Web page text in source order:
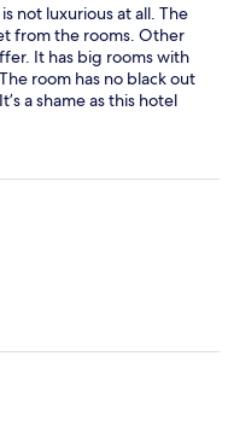
not luxurious at all. The
from the rooms. Other
It has big rooms with
room has no black out
a shame as this hotel
utilising it at all….. And
review at Google and
threatened me